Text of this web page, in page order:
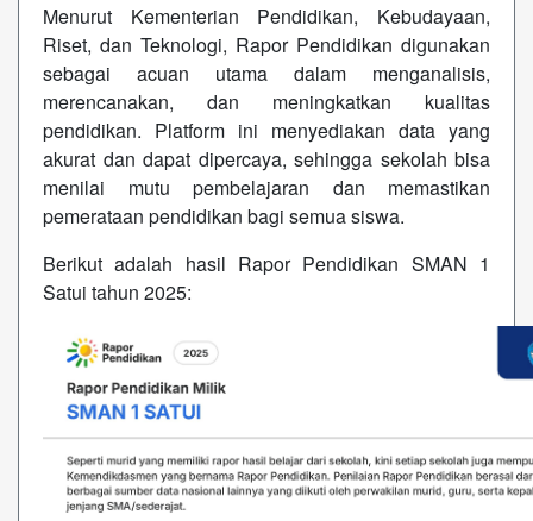
Menurut Kementerian Pendidikan, Kebudayaan,
Riset, dan Teknologi, Rapor Pendidikan digunakan
sebagai acuan utama dalam menganalisis,
merencanakan, dan meningkatkan kualitas
pendidikan. Platform ini menyediakan data yang
akurat dan dapat dipercaya, sehingga sekolah bisa
menilai mutu pembelajaran dan memastikan
pemerataan pendidikan bagi semua siswa.
Berikut adalah hasil Rapor Pendidikan SMAN 1
Satui tahun 2025: